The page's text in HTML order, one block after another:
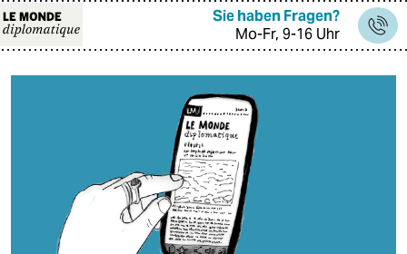
gesellschaft
Sie haben Fragen?
Mo-Fr, 9-16 Uhr